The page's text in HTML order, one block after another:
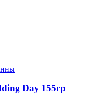
Day 155гр